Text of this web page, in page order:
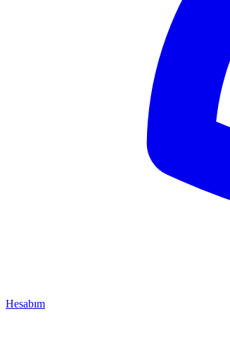
Hesabım